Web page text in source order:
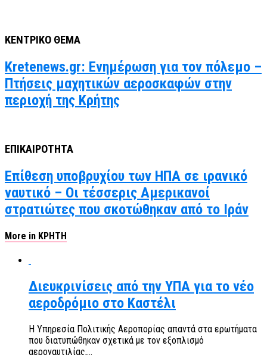
ΚΕΝΤΡΙΚΟ ΘΕΜΑ
Kretenews.gr: Ενημέρωση για τον πόλεμο –
Πτήσεις μαχητικών αεροσκαφών στην
περιοχή της Κρήτης
ΕΠΙΚΑΙΡΟΤΗΤΑ
Επίθεση υποβρυχίου των ΗΠΑ σε ιρανικό
ναυτικό – Οι τέσσερις Αμερικανοί
στρατιώτες που σκοτώθηκαν από το Ιράν
More in ΚΡΗΤΗ
Διευκρινίσεις από την ΥΠΑ για το νέο
αεροδρόμιο στο Καστέλι
Η Υπηρεσία Πολιτικής Αεροπορίας απαντά στα ερωτήματα
που διατυπώθηκαν σχετικά με τον εξοπλισμό
αεροναυτιλίας,...